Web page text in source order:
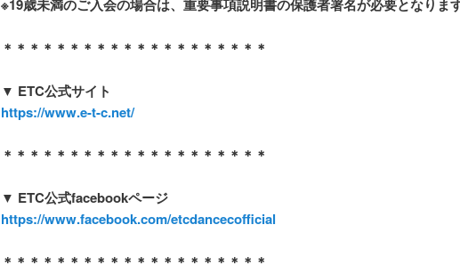
※19歳未満のご入会の場合は、重要事項説明書の保護者署名が必要となりま
＊＊＊＊＊＊＊＊＊＊＊＊＊＊＊＊＊＊＊＊
▼ ETC公式サイト
https://www.e-t-c.net/
＊＊＊＊＊＊＊＊＊＊＊＊＊＊＊＊＊＊＊＊
▼ ETC公式facebookページ
https://www.facebook.com/etcdancecofficial
＊＊＊＊＊＊＊＊＊＊＊＊＊＊＊＊＊＊＊＊